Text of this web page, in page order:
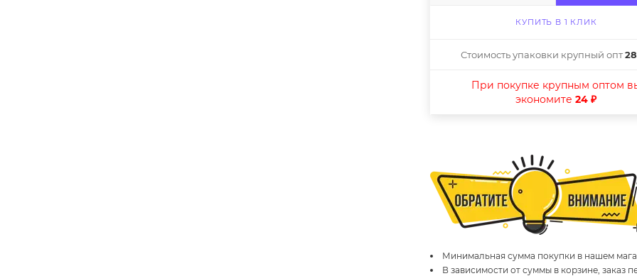
КУПИТЬ В 1 КЛИК
Стоимость упаковки крупный опт
При покупке крупным оптом
экономите24 ₽
Минимальная сумма покупки в нашем
В зависимости от суммы в корзине, заказ